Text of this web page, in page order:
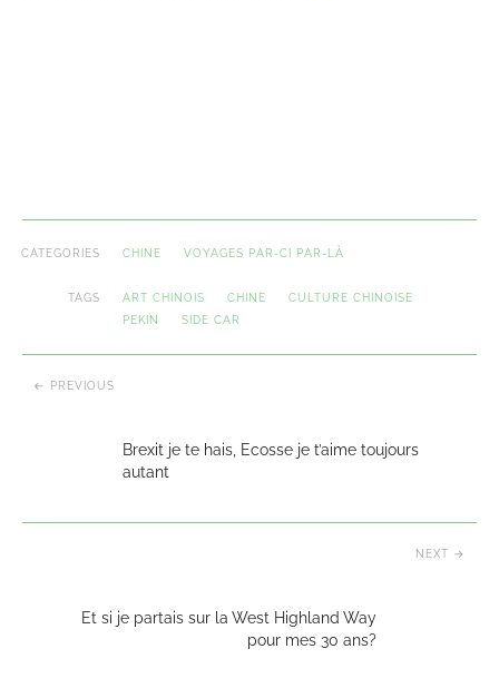
CATEGORIES CHINE VOYAGES PAR-CI PAR-LÀ
TAGS ART CHINOIS CHINE
CULTURE CHINOISE
PEKIN
SIDE CAR
PREVIOUS
Brexit je te hais, Ecosse je t’aime toujours
autant
NEXT
Et si je partais sur la West Highland Way
pour mes 30 ans?